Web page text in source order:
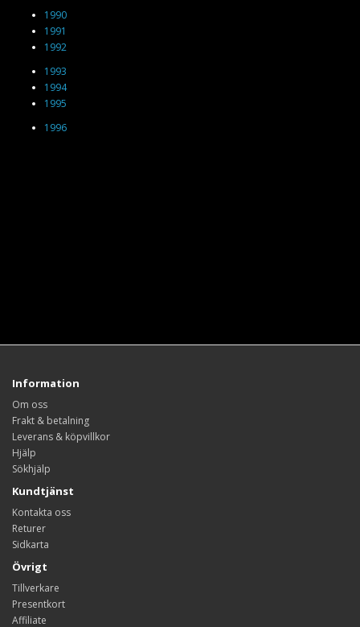
1990
1991
1992
1993
1994
1995
1996
Information
Om oss
Frakt & betalning
Leverans & köpvillkor
Hjälp
Sökhjälp
Kundtjänst
Kontakta oss
Returer
Sidkarta
Övrigt
Tillverkare
Presentkort
Affiliate